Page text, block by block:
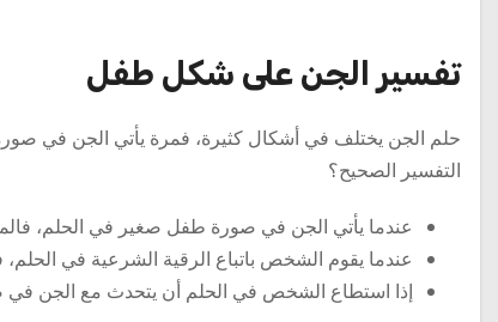
تفسير الجن على شكل طفل
حلم الجن يختلف في أشكال كثيرة، فمرة يأتي الجن في
التفسير الصحيح؟
عندما يأتي الجن في صورة طفل صغير في الحلم،
عندما يقوم الشخص باتباع الرقية الشرعية في
إذا استطاع الشخص في الحلم أن يتحدث مع الجن